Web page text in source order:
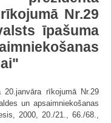
Nr.29
īpašuma
20.janvāra rīkojumā Nr.29
un apsaimniekošanas
2000, 20./21., 66./68.,